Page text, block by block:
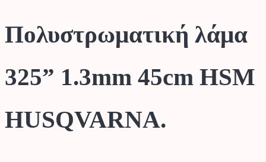
Πολυστρωματική λάμα
325” 1.3mm 45cm HSM
HUSQVARNA.